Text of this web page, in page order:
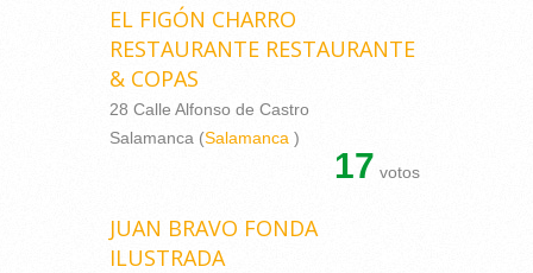
EL FIGÓN CHARRO
RESTAURANTE RESTAURANTE
& COPAS
28 Calle Alfonso de Castro
Salamanca (Salamanca )
17 votos
JUAN BRAVO FONDA
ILUSTRADA